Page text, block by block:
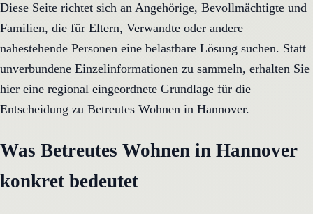
Diese Seite richtet sich an Angehörige, Bevollmächtigte und
Familien, die für Eltern, Verwandte oder andere
nahestehende Personen eine belastbare Lösung suchen. Statt
unverbundene Einzelinformationen zu sammeln, erhalten Sie
hier eine regional eingeordnete Grundlage für die
Entscheidung zu Betreutes Wohnen in Hannover.
Was Betreutes Wohnen in Hannover
konkret bedeutet